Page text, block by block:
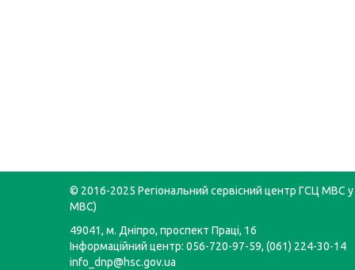
© 2016-2025 Регіональний сервісний центр ГСЦ МВС у
МВС)
49041, м. Дніпро, проспект Праці, 16
Інформаційний центр: 056-720-97-59, (061) 224-30-14
info_dnp@hsc.gov.ua